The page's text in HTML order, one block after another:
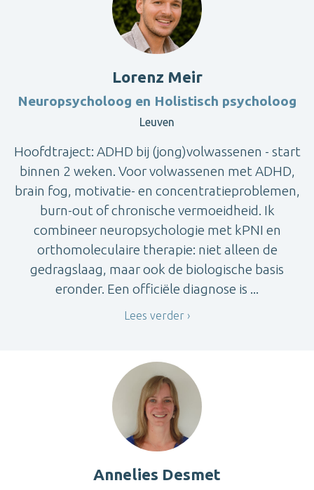
Lorenz Meir
Neuropsycholoog en Holistisch psycholoog
Leuven
Hoofdtraject: ADHD bij (jong)volwassenen - start
binnen 2 weken. Voor volwassenen met ADHD,
brain fog, motivatie- en concentratieproblemen,
burn-out of chronische vermoeidheid. Ik
combineer neuropsychologie met kPNI en
orthomoleculaire therapie: niet alleen de
gedragslaag, maar ook de biologische basis
eronder. Een officiële diagnose is ...
Lees verder
Annelies Desmet